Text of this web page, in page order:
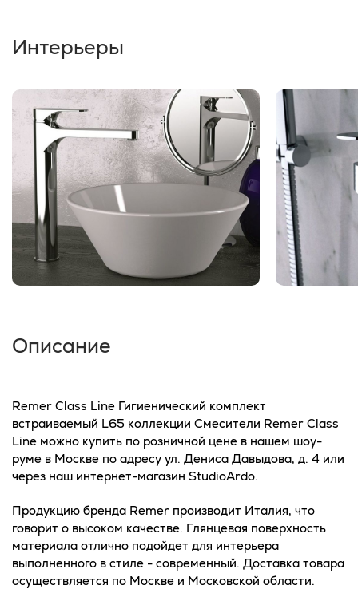
Интерьеры
Описание
Remer Class Line Гигиенический комплект
встраиваемый L65 коллекции Смесители Remer Class
Line можно купить по розничной цене в нашем шоу-
руме в Москве по адресу ул. Дениса Давыдова, д. 4 или
через наш интернет-магазин StudioArdo.
Продукцию бренда Remer производит Италия, что
говорит о высоком качестве. Глянцевая поверхность
материала отлично подойдет для интерьера
выполненного в стиле - современный. Доставка товара
осуществляется по Москве и Московской области.